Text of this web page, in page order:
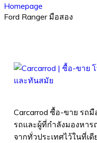
Homepage
Ford Ranger มือสอง
Carcarrod ซื้อ-ขาย รถ
รถและผู้ที่กำลังมองหาร
จากทั่วประเทศไว้ในที่เ